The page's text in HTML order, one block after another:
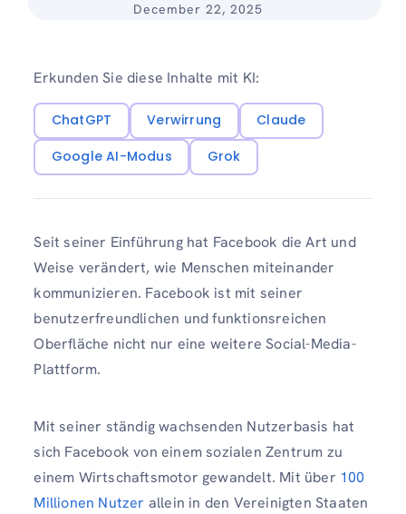
December 22, 2025
Erkunden Sie diese Inhalte mit KI:
ChatGPT Verwirrung
Claude
Google AI-Modus
Grok
Seit seiner Einführung hat Facebook die Art und
Weise verändert, wie Menschen miteinander
kommunizieren. Facebook ist mit seiner
benutzerfreundlichen und funktionsreichen
Oberfläche nicht nur eine weitere Social-Media-
Plattform.
Mit seiner ständig wachsenden Nutzerbasis hat
sich Facebook von einem sozialen Zentrum zu
einem Wirtschaftsmotor gewandelt. Mit über 100
Millionen Nutzer allein in den Vereinigten Staaten